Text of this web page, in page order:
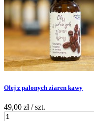
Olej z palonych ziaren kawy
49,00 zł / szt.